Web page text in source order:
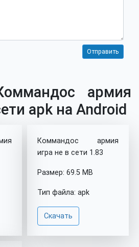
армия
apk на Android
Коммандос армия
игра не в сети 1.83
Размер: 69.5 MB
Тип файла: apk
Скачать